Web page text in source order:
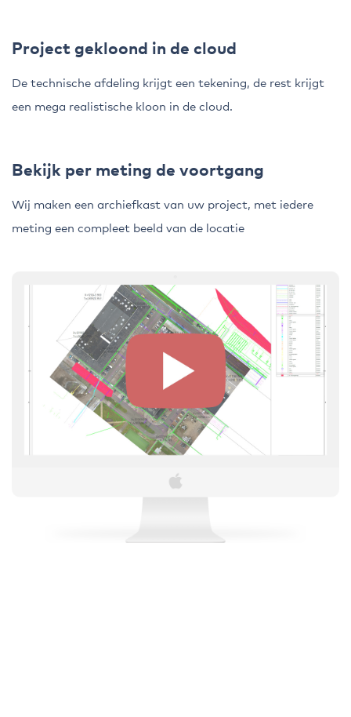
Project gekloond in de cloud
De technische afdeling krijgt een tekening, de rest krijgt
een mega realistische kloon in de cloud.
Bekijk per meting de voortgang
Wij maken een archiefkast van uw project, met iedere
meting een compleet beeld van de locatie